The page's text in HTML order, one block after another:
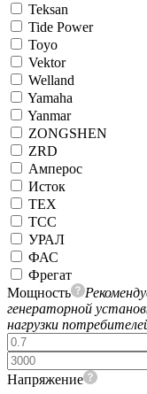
Teksan
Tide Power
Toyo
Vektor
Welland
Yamaha
Yanmar
ZONGSHEN
ZRD
Амперос
Исток
ТЕХ
ТСС
УРАЛ
ФАС
Фрегат
Мощность
генераторной
нагрузки
Напряжение